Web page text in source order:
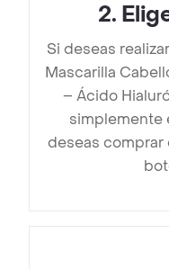
2.
Si deseas
Mascarilla
– Ácido
simplemente
deseas comprar